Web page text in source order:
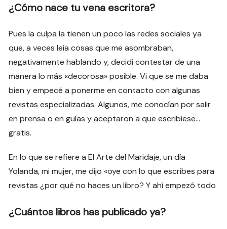
¿Cómo nace tu vena escritora?
Pues la culpa la tienen un poco las redes sociales ya
que, a veces leía cosas que me asombraban,
negativamente hablando y, decidí contestar de una
manera lo más «decorosa» posible. Vi que se me daba
bien y empecé a ponerme en contacto con algunas
revistas especializadas. Algunos, me conocían por salir
en prensa o en guías y aceptaron a que escribiese…
gratis.
En lo que se refiere a El Arte del Maridaje, un día
Yolanda, mi mujer, me dijo «oye con lo que escribes para
revistas ¿por qué no haces un libro? Y ahí empezó todo
¿Cuántos libros has publicado ya?